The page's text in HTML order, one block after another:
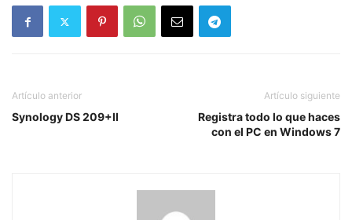
Artículo anterior
Synology DS 209+II
Artículo siguiente
Registra todo lo que haces
con el PC en Windows 7